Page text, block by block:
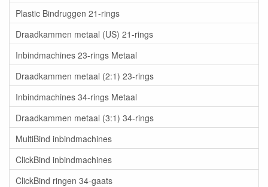
Plastic Bindruggen 21-rings
Draadkammen metaal (US) 21-rings
Inbindmachines 23-rings Metaal
Draadkammen metaal (2:1) 23-rings
Inbindmachines 34-rings Metaal
Draadkammen metaal (3:1) 34-rings
MultiBind inbindmachines
ClickBind inbindmachines
ClickBind ringen 34-gaats